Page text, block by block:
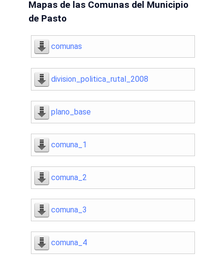
Mapas de las Comunas del Municipio
de Pasto
comunas
division_politica_rutal_2008
plano_base
comuna_1
comuna_2
comuna_3
comuna_4